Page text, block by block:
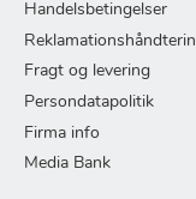
Handelsbetingelser
Fragt og levering
Persondatapolitik
Firma info
Media Bank